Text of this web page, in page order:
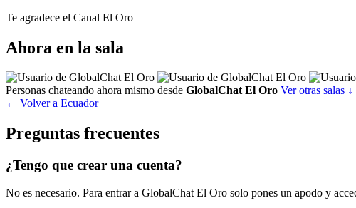
Te agradece el Canal El Oro
Ahora en la sala
Personas chateando ahora mismo desde GlobalChat El Oro Ver otras salas ↓
← Volver a Ecuador
Preguntas frecuentes
¿Tengo que crear una cuenta?
No es necesario. Para entrar a GlobalChat El Oro solo pones un apodo y